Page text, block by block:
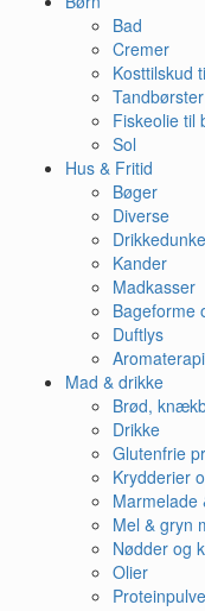
Bad
Cremer
Kosttilskud
Fiskeolie til
Sol
Hus & Fritid
Bøger
Diverse
Drikkedunke
Kander
Madkasser
Bageforme
Duftlys
Mad & drikke
Brød,
Drikke
Glutenfrie
Krydderier
Marmelade
Mel & gryn
Nødder og
Olier